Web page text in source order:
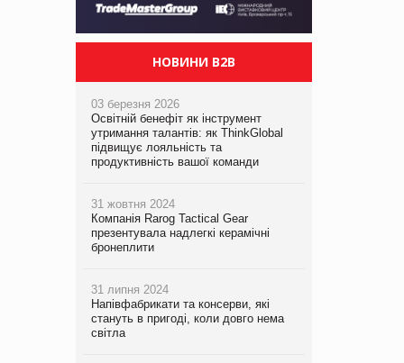
НОВИНИ B2B
03 березня 2026
Освітній бенефіт як інструмент
утримання талантів: як ThinkGlobal
підвищує лояльність та
продуктивність вашої команди
31 жовтня 2024
Компанія Rarog Tactical Gear
презентувала надлегкі керамічні
бронеплити
31 липня 2024
Напівфабрикати та консерви, які
стануть в пригоді, коли довго нема
світла